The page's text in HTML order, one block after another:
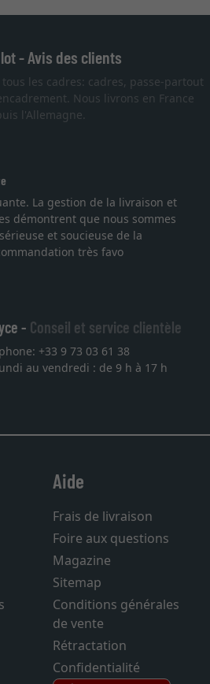
- Avis des clients
les cadres: cadres, passe-partout
Nous livrons en France
l'Allemagne.
La gestion de la livraison et
démontrent que nous sommes
et soucieuse de la
très favo
- Conseil et service clientèle
+33 9 73 03 61 38
au vendredi : de 9 h à 17 h
Aide
Frais de livraison
Foire aux questions
Magazine
Sitemap
Conditions générales
de vente
Rétractation
Confidentialité